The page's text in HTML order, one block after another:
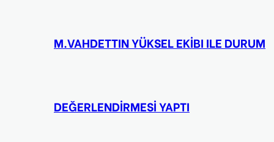
M.VAHDETTIN YÜKSEL EKİBI ILE DURUM
DEĞERLENDİRMESİ YAPTI